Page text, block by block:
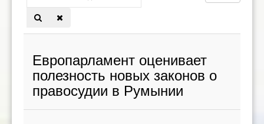
ввод
заголовка
метки
во
Европарламент оценивает
полезность новых законов о
правосудии в Румынии